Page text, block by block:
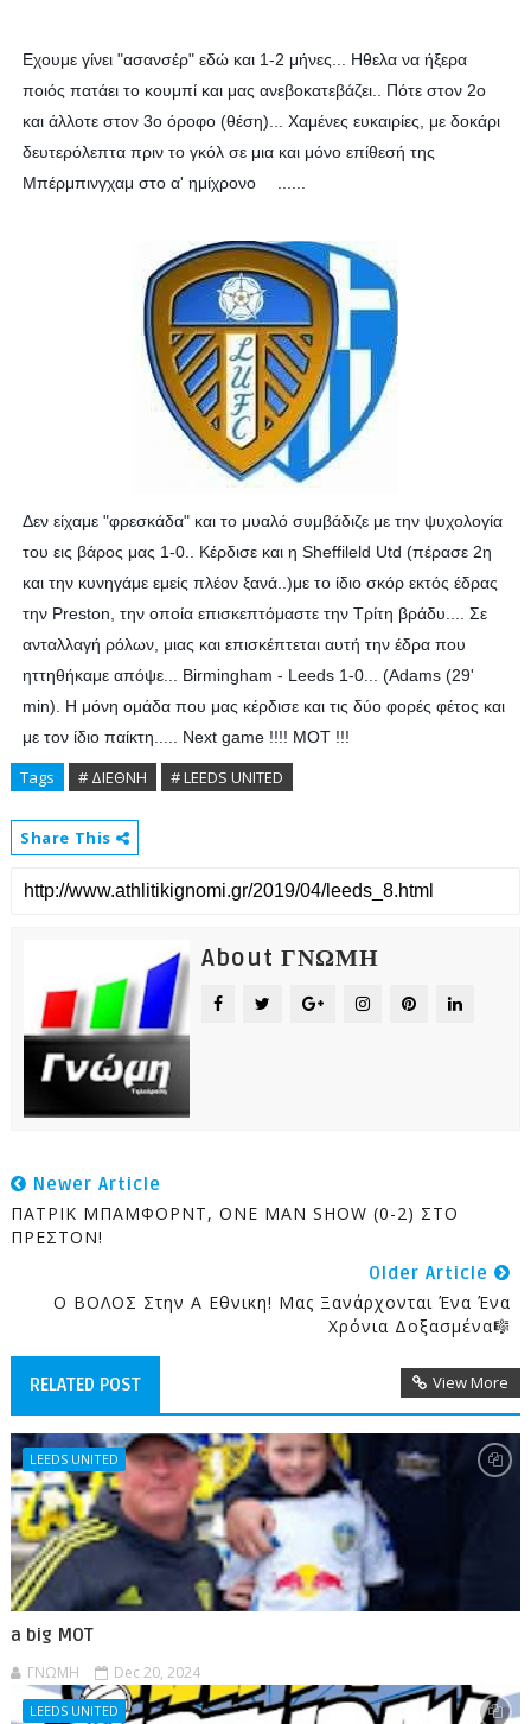
Εχουμε γίνει "ασανσέρ" εδώ και 1-2 μήνες... Ηθελα να ήξερα
ποιός πατάει το κουμπί και μας ανεβοκατεβάζει.. Πότε στον 2ο
και άλλοτε στον 3ο όροφο (θέση)... Χαμένες ευκαιρίες, με δοκάρι
δευτερόλεπτα πριν το γκόλ σε μια και μόνο επίθεσή της
Μπέρμπινγχαμ στο α' ημίχρονο
Δεν είχαμε "φρεσκάδα" και το μυαλό συμβάδιζε με την ψυχολογία
του εις βάρος μας 1-0.. Κέρδισε και η Sheffileld Utd (πέρασε 2η
και την κυνηγάμε εμείς πλέον ξανά..)με το ίδιο σκόρ εκτός έδρας
την Preston, την οποία επισκεπτόμαστε την Τρίτη βράδυ.... Σε
ανταλλαγή ρόλων, μιας και επισκέπτεται αυτή την έδρα που
ηττηθήκαμε απόψε... Birmingham - Leeds 1-0... (Adams (29'
min). Η μόνη ομάδα που μας κέρδισε και τις δύο φορές φέτος και
με τον ίδιο παίκτη..... Next game !!!! MOT !!!
Tags # ΔΙΕΘΝΗ # LEEDS UNITED
Share This
About ΓΝΩΜΗ
Newer Article
ΠΑΤΡΙΚ ΜΠΑΜΦΟΡΝΤ, ONE MAN SHOW (0-2) ΣΤΟ
ΠΡΕΣΤΟΝ!
Older Article
Ο ΒΟΛΟΣ Στην Α Εθνικη! Μας Ξανάρχονται Ένα Ένα
Χρόνια Δοξασμένα🎼
RELATED POST View More
LEEDS UNITED
a big MOT
ΓΝΩΜΗ Dec 20, 2024
LEEDS UNITED